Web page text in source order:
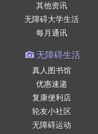
其他资讯
无障碍大学生活
每月通讯
无障碍生活
真人图书馆
优惠速递
复康便利店
轮友小社区
无障碍运动